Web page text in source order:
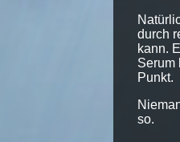
durch
kann.
Serum
Punkt.
so.